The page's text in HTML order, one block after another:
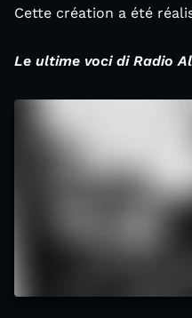
Cette création a été
Le ultime voci di Radio